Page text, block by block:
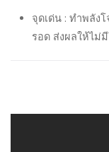
จุดเด่น : ทำพลัง
รอด ส่งผลให้ไม่